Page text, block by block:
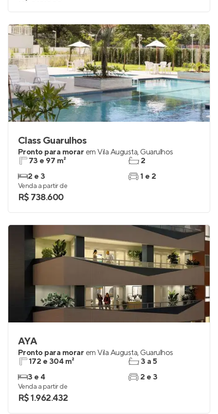
Class Guarulhos
Pronto para morar em Vila Augusta, Guarulhos
73 e 97 m²
2 e 3
2
1 e 2
Venda a partir de
R$ 738.600
AYA
Pronto para morar em Vila Augusta, Guarulhos
172 e 304 m²
3 e 4
3 a 5
2 e 3
Venda a partir de
R$ 1.962.432